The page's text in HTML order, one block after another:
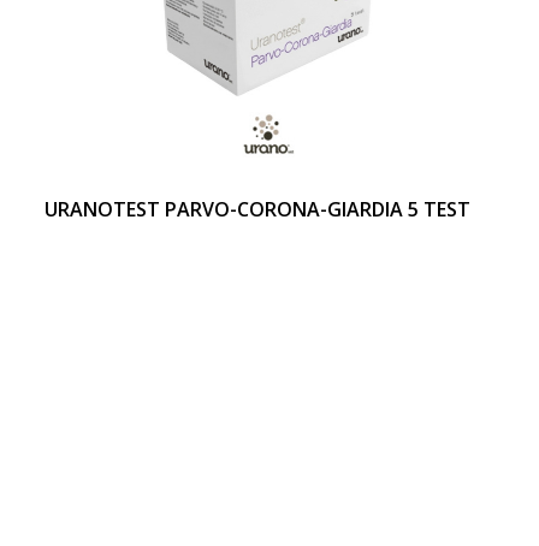
URANOTEST PARVO-CORONA-GIARDIA 5 TEST